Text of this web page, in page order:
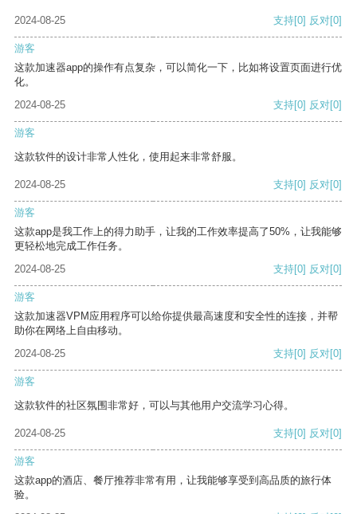
2024-08-25 支持[0] 反对[0]
游客
这款加速器app的操作有点复杂，可以简化一下，比如将设置页面进行优
化。
2024-08-25
支持[0] 反对[0]
游客
这款软件的设计非常人性化，使用起来非常舒服。
2024-08-25 支持[0] 反对[0]
游客
这款app是我工作上的得力助手，让我的工作效率提高了50%，让我能够
更轻松地完成工作任务。
2024-08-25
支持[0] 反对[0]
游客
这款加速器VPM应用程序可以给你提供最高速度和安全性的连接，并帮
助你在网络上自由移动。
2024-08-25
支持[0] 反对[0]
游客
这款软件的社区氛围非常好，可以与其他用户交流学习心得。
2024-08-25 支持[0] 反对[0]
游客
这款app的酒店、餐厅推荐非常有用，让我能够享受到高品质的旅行体
验。